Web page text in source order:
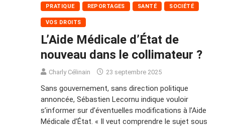
PRATIQUE REPORTAGES SANTÉ SOCIÉTÉ
VOS DROITS
L’Aide Médicale d’État de
nouveau dans le collimateur ?
Charly Célinain 23 septembre 2025
Sans gouvernement, sans direction politique
annoncée, Sébastien Lecornu indique vouloir
s’informer sur d’éventuelles modifications à l’Aide
Médicale d’État. « Il veut comprendre le sujet sous